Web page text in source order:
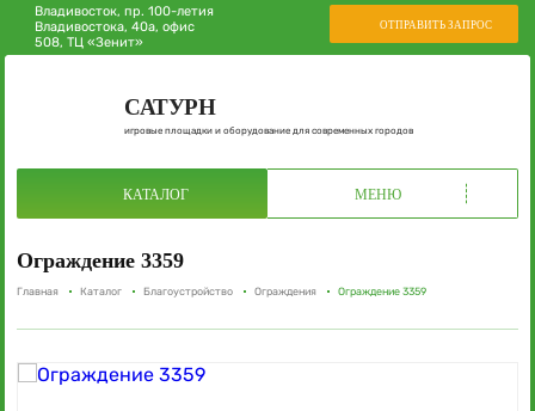
Владивосток, пр. 100-летия
Владивостока, 40а, офис
508, ТЦ «Зенит»
ОТПРАВИТЬ ЗАПРОС
САТУРН
игровые площадки и оборудование для современных городов
КАТАЛОГ МЕНЮ
Ограждение 3359
Главная Каталог Благоустройство Ограждения Ограждение 3359